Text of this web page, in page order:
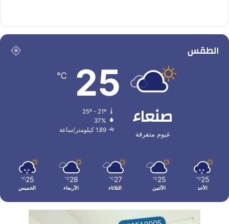
الطقس
صنعاء
غيوم متفرقة
25
℃
25º - 21º
37%
1.89 كيلومتر/ساعة
25
℃
الأحد
25
℃
الأثنين
27
℃
الثلاثاء
28
℃
الأربعاء
25
℃
الخميس